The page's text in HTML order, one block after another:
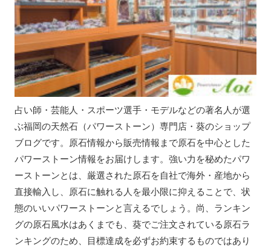
占い師・芸能人・スポーツ選手・モデルなどの著名人が選
ぶ福岡の天然石（パワーストーン）専門店・葵のショップ
ブログです。原石情報から販売情報まで原石を中心とした
パワーストーン情報をお届けします。強い力を秘めたパワ
ーストーンとは、厳選された原石を自社で海外・産地から
直接輸入し、原石に触れる人を最小限に抑えることで、状
態のいいパワーストーンと言えるでしょう。尚、ランキン
グの原石風水はあくまでも、葵でご注文されている原石ラ
ンキングのため、目標達成を必ずお約束するものではあり